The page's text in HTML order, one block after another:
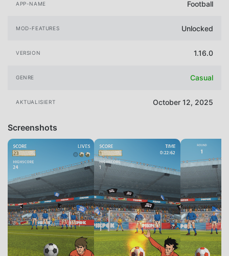
APP-NAME Football
MOD-FEATURES Unlocked
VERSION 1.16.0
GENRE Casual
AKTUALISIERT October 12, 2025
Screenshots